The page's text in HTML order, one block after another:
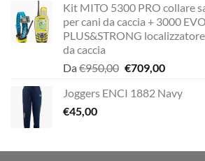
Kit MITO 5300 PRO collare
per cani da caccia + 3000
PLUS&STRONG
da caccia
Da €950,00 Il
originale
€709,00Il
attuale
Joggers ENCI 1882 Navy
€45,00